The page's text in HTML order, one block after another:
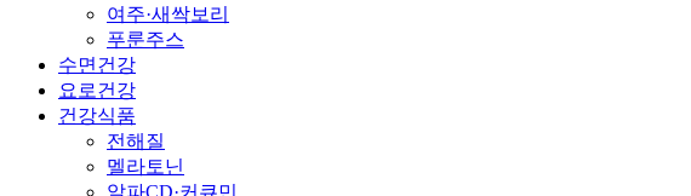
여주·새싹보리
푸룬주스
수면건강
요로건강
건강식품
전해질
멜라토닌
알파CD·커큐민